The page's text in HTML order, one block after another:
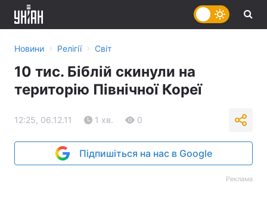
Новини › Релігії › Світ
10 тис. Біблій скинули на
територію Північної Кореї
12:25, 06.12.11 1 хв. 0
Підпишіться на нас в Google
Реклама